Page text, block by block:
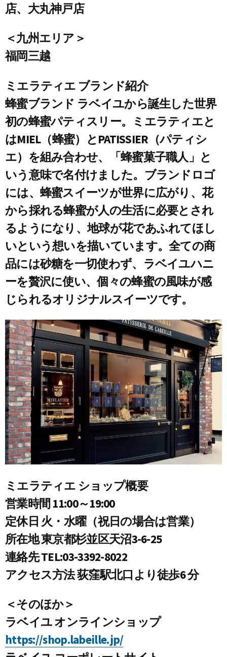
店、大丸神戸店
＜九州エリア＞
福岡三越
ミエラティエ ブランド紹介
蜂蜜ブランド ラベイユから誕生した世界
初の蜂蜜パティスリー。ミエラティエと
はMIEL（蜂蜜）とPATISSIER（パティシ
エ）を組み合わせ、「蜂蜜菓子職人」と
いう意味で名付けました。ブランドロゴ
には、蜂蜜スイーツが世界に広がり、花
から採れる蜂蜜が人の生活に必要とされ
るようになり、地球が花であふれてほし
いという想いを描いています。全ての商
品には砂糖を一切使わず、ラベイユハニ
ーを贅沢に使い、個々の蜂蜜の風味が感
じられるオリジナルスイーツです。
ミエラティエ ショップ概要
営業時間 11:00～19:00
定休日 火・水曜（祝日の場合は営業）
所在地 東京都杉並区天沼3-6-25
連絡先 TEL:03-3392-8022
アクセス方法 荻窪駅北口より徒歩6 分
＜そのほか＞
ラベイユ オンラインショップ
https://shop.labeille.jp/